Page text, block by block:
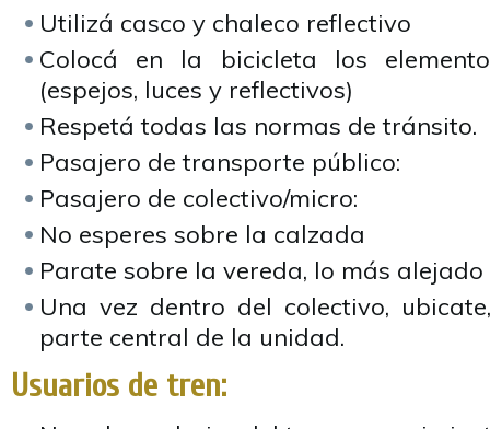
Utilizá casco y chaleco reflectivo
Colocá en la bicicleta los
(espejos, luces y reflectivos)
Respetá todas las normas de tránsito.
Pasajero de transporte público:
Pasajero de colectivo/micro:
No esperes sobre la calzada
Parate sobre la vereda, lo más
Una vez dentro del colectivo,
parte central de la unidad.
Usuarios de tren: